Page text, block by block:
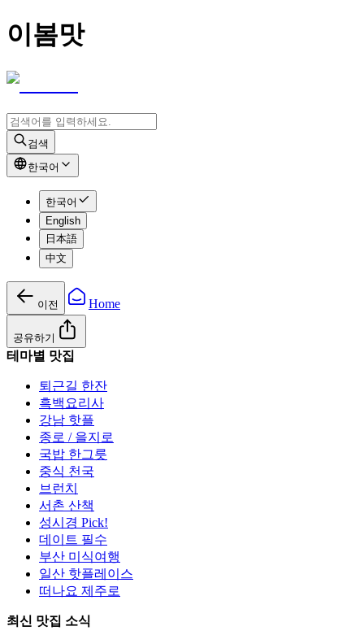
이봄맛
검색
한국어
한국어
English
日本語
中文
이전 Home
공유하기
테마별 맛집
퇴근길 한잔
흑백요리사
강남 핫플
종로 / 을지로
국밥 한그릇
중식 천국
브런치
서촌 산책
성시경 Pick!
데이트 필수
부산 미식여행
일산 핫플레이스
떠나요 제주로
최신 맛집 소식